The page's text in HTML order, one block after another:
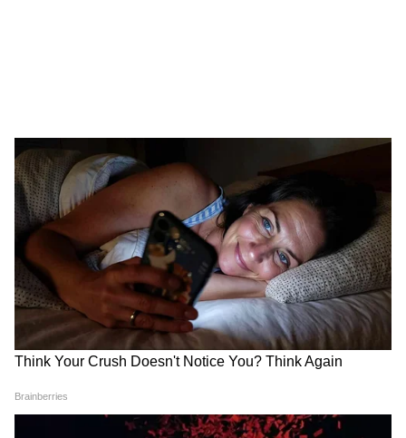
LATEST VIDEOS
जंतर-मंतर वाले Mohammad Junaid पहुंच
गए Jharkhand, सुनिए क्या कहा...
सड़क हादसे में Atiq Ahmed के बेटे अबान
Abaan Ahmed Death